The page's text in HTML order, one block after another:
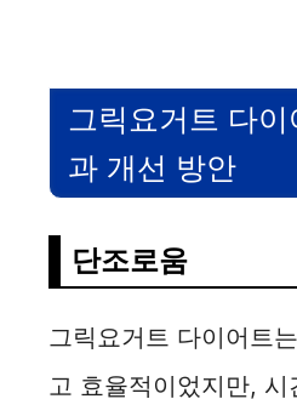
그릭요거트 다이
과 개선 방안
단조로움
그릭요거트 다이어트
고 효율적이었지만,